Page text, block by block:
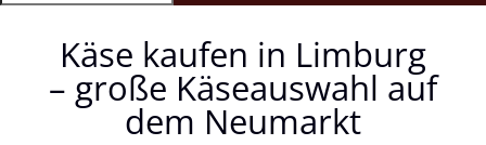
Käse kaufen in Limburg
– große Käseauswahl auf
dem Neumarkt